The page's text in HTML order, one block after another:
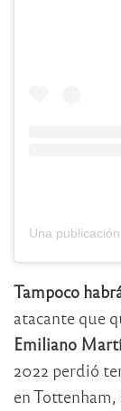
Tampoco
atacante que
Emiliano
2022 perdió
en